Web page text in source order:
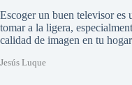
Escoger un buen televisor es
tomar a la ligera,
calidad de imagen en tu
Jesús Luque